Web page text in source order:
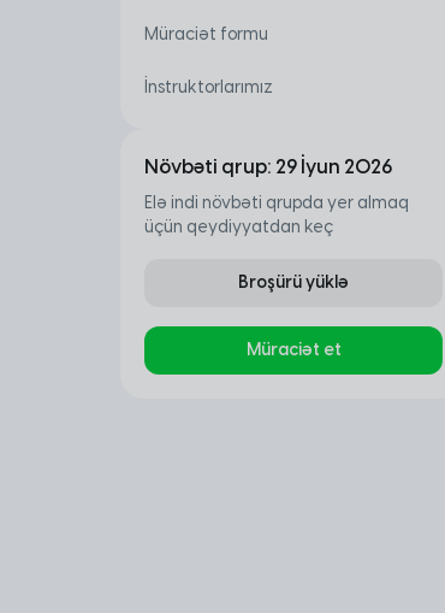
Müraciət formu
İnstruktorlarımız
Növbəti qrup: 29 İyun 2026
Elə indi növbəti qrupda yer almaq
üçün qeydiyyatdan keç
Broşürü yüklə
Müraciət et